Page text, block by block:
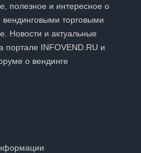
полезное и интересное о
вендинговыми торговыми
Новости и актуальные
портале INFOVEND.RU и
о вендинге